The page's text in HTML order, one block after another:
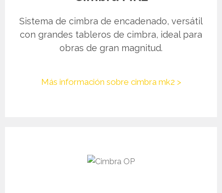
Sistema de cimbra de encadenado, versátil
con grandes tableros de cimbra, ideal para
obras de gran magnitud.
Más información sobre cimbra mk2 >